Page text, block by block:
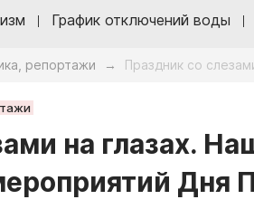
График отключений воды
репортажи → Праздник со
на глазах.
Дня